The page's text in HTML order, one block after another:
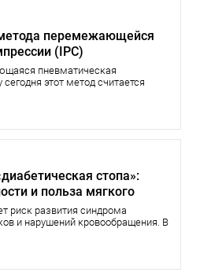
перемежающейся
(IPC)
пневматическая
этот метод считается
в борьбе с отеками и
Рассказываем
технология прессотерапии
аппаратов до современных
стопа»:
и польза мягкого
риск развития синдрома
и нарушений кровообращения. В
мягкий лимфодренажный
быть полезны, какие меры
соблюдать и в каких случаях